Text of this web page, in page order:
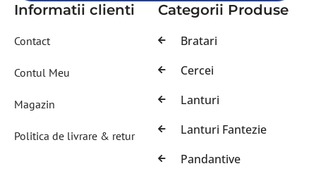
Informatii clienti
Contact
Contul Meu
Magazin
Politica de livrare & retur
Categorii Produse
Bratari
Cercei
Lanturi
Lanturi Fantezie
Pandantive